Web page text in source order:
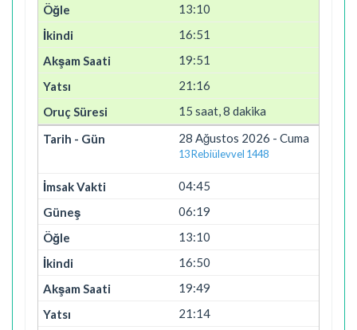
13:10
16:51
19:51
21:16
15 saat, 8 dakika
28 Ağustos 2026 - Cuma
13 Rebiülevvel 1448
04:45
06:19
13:10
16:50
19:49
21:14